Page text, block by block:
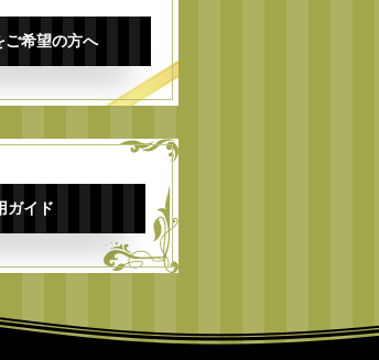
ご希望の方へ
ガイド